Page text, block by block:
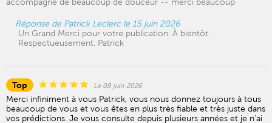
Réponse de Patrick Leclerc le 15 juin 2026
Un Grand Merci pour votre publication. À bientôt.
Respectueusement. Patrick
Top Le 08 juin 2026
Merci infiniment à vous Patrick, vous nous donnez toujours à tous
beaucoup de vous et vous êtes en plus très fiable et très juste dans
vos prédictions. Je vous consulte depuis plusieurs années et je n'ai